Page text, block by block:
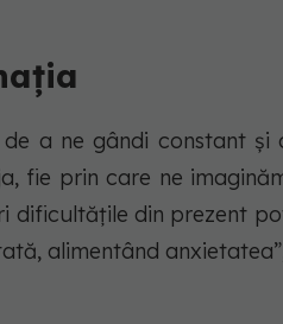
de a ne gândi constant
fie prin care ne
dificultățile din prezent
alimentând